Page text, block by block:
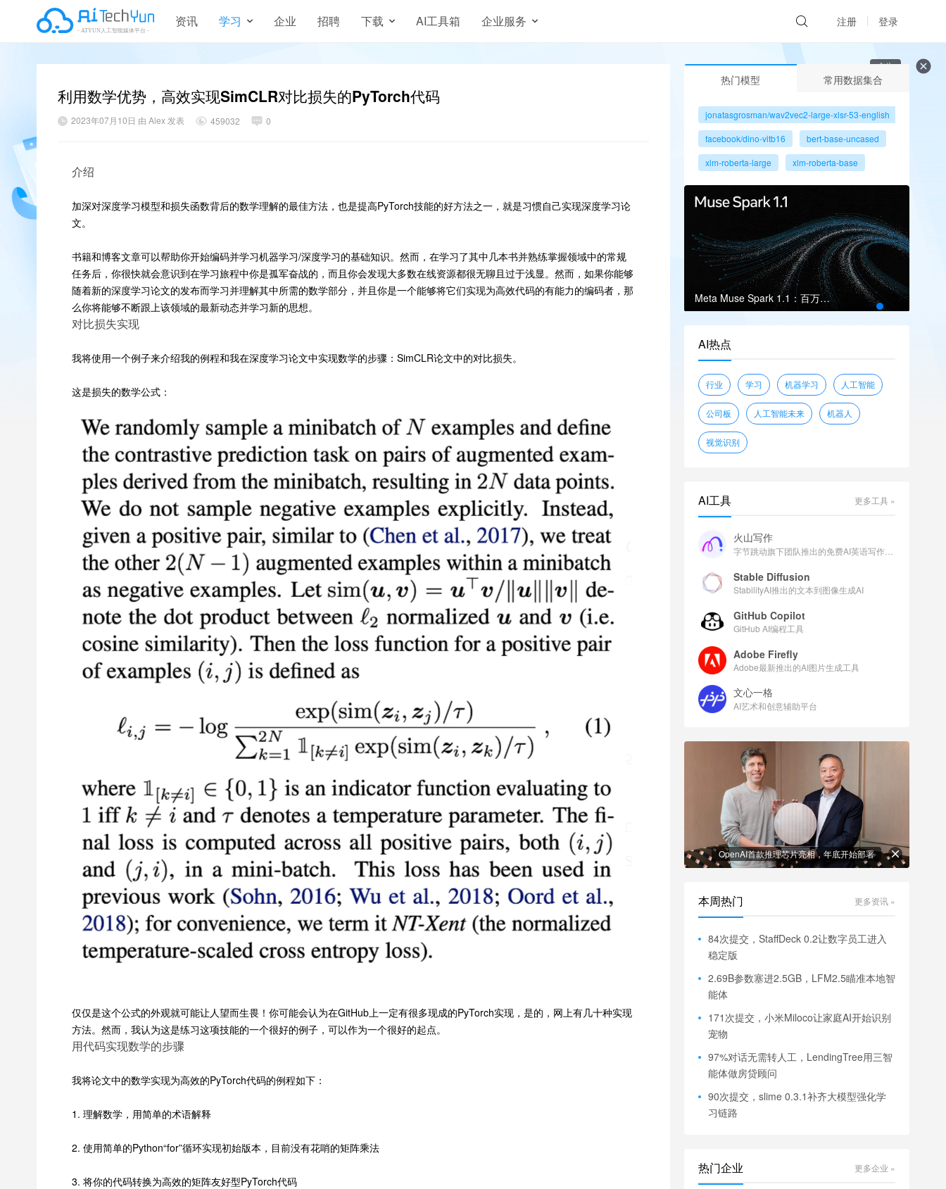
广告
资讯 学习 企业 招聘 下载 AI工具箱 企业服务 注册 登录
利用数学优势，高效实现SimCLR对比损失的PyTorch代码
2023年07月10日 由 Alex 发表 459032 0
介绍
加深对深度学习模型和损失函数背后的数学理解的最佳方法，也是提高PyTorch技能的好方法之一，就是习惯自己实现深度学习论
文。
书籍和博客文章可以帮助你开始编码并学习机器学习/深度学习的基础知识。然而，在学习了其中几本书并熟练掌握领域中的常规
任务后，你很快就会意识到在学习旅程中你是孤军奋战的，而且你会发现大多数在线资源都很无聊且过于浅显。然而，如果你能够
随着新的深度学习论文的发布而学习并理解其中所需的数学部分，并且你是一个能够将它们实现为高效代码的有能力的编码者，那
么你将能够不断跟上该领域的最新动态并学习新的思想。
对比损失实现
我将使用一个例子来介绍我的例程和我在深度学习论文中实现数学的步骤：SimCLR论文中的对比损失。
这是损失的数学公式：
仅仅是这个公式的外观就可能让人望而生畏！你可能会认为在GitHub上一定有很多现成的PyTorch实现，是的，网上有几十种实现
方法。然而，我认为这是练习这项技能的一个很好的例子，可以作为一个很好的起点。
用代码实现数学的步骤
我将论文中的数学实现为高效的PyTorch代码的例程如下：
1. 理解数学，用简单的术语解释
2. 使用简单的Python“for”循环实现初始版本，目前没有花哨的矩阵乘法
3. 将你的代码转换为高效的矩阵友好型PyTorch代码
热门模型 常用数据集合
jonatasgrosman/wav2vec2-large-xlsr-53-english
facebook/dino-vitb16
bert-base-uncased
xlm-roberta-large
xlm-roberta-base
gpt2
microsoft/resnet-50
facebook/dino-vits8
Meta Muse Spark 1.1：百万上下文瞄准多智能体
Grok 4.5登场：编码与长程智能体再升级
piqa
EleutherAI/lambada_openai
facebook/flores
AI热点
行业 学习 机器学习 人工智能
公司板 人工智能未来 机器人
视觉识别
AI工具 更多工具 »
火山写作
Stable Diffusion
StabilityAI推出的文本到图像生成AI
GitHub Copilot
GitHub AI编程工具
Adobe Firefly
Adobe最新推出的AI图片生成工具
文心一格
AI艺术和创意辅助平台
OpenAI首款推理芯片亮相，年底开始部署
本周热门 更多资讯 »
84次提交，StaffDeck 0.2让数字员工进入
稳定版
2.69B参数塞进2.5GB，LFM2.5瞄准本地智
能体
171次提交，小米Miloco让家庭AI开始识别
宠物
97%对话无需转人工，LendingTree用三智
能体做房贷顾问
90次提交，slime 0.3.1补齐大模型强化学
习链路
热门企业 更多企业 »